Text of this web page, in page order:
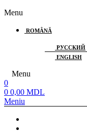
Menu
ROMÂNĂ
РУССКИЙ
ENGLISH
Menu
0
0 0,00 MDL
Meniu